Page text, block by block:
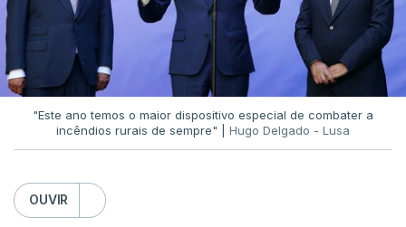
Já a ministra da Justiça, em reação à auditoria
feita à Polícia Judiciária, disse que a ação pautou-
se por um único objetivo:"proteger a PJ e
defender as instituições".
ERRO
100
ERROR ON HTML5 MEDIA ELEMENT
"Este ano temos o maior dispositivo especial de combater a
incêndios rurais de sempre" | Hugo Delgado - Lusa
OUVIR